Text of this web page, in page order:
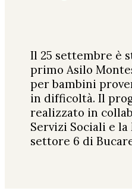
Il 25 settembre è
primo Asilo
per bambini
in difficoltà. Il
realizzato in
Servizi Sociali e
settore 6 di